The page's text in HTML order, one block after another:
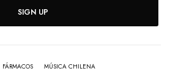
SIGN UP
FÁRMACOS MÚSICA CHILENA